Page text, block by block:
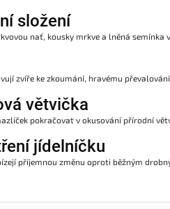
složení
nať, kousky mrkve a lněná semínka
zvíře ke zkoumání, hravému
větvička
pokračovat v okusování přírodní
jídelníčku
příjemnou změnu oproti běžným